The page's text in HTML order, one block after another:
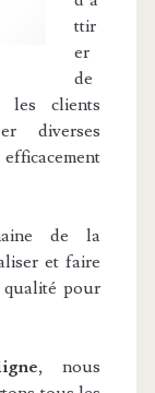
ttir
er
de
les clients
diverses
de la
et faire
qualité pour
, nous